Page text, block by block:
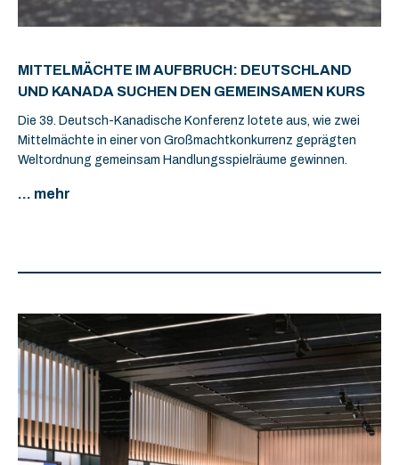
MITTELMÄCHTE IM AUFBRUCH: DEUTSCHLAND
UND KANADA SUCHEN DEN GEMEINSAMEN KURS
Die 39. Deutsch-Kanadische Konferenz lotete aus, wie zwei
Mittelmächte in einer von Großmachtkonkurrenz geprägten
Weltordnung gemeinsam Handlungsspielräume gewinnen.
... mehr